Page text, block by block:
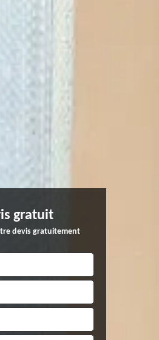
gratuit
devis gratuitement